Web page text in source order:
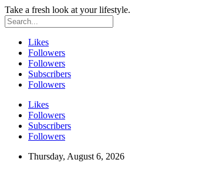
Take a fresh look at your lifestyle.
Likes
Followers
Followers
Subscribers
Followers
Likes
Followers
Subscribers
Followers
Thursday, August 6, 2026